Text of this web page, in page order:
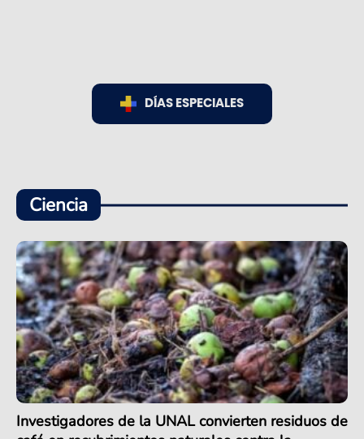
DÍAS ESPECIALES
Ciencia
Investigadores de la UNAL convierten residuos de